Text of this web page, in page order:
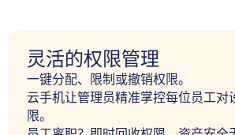
灵活的权限管理
一键分配、限制或撤销权限。
云手机让管理员精准掌控每位员工对
限。